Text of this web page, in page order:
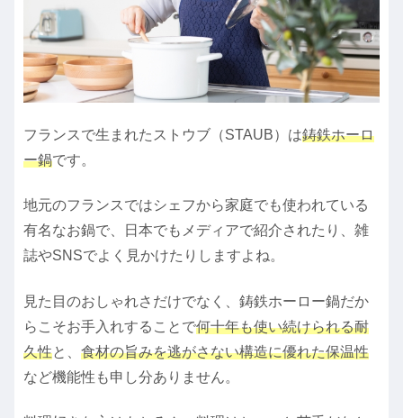
フランスで生まれたストウブ（STAUB）は鋳鉄ホーロ
ー鍋です。
地元のフランスではシェフから家庭でも使われている
有名なお鍋で、日本でもメディアで紹介されたり、雑
誌やSNSでよく見かけたりしますよね。
見た目のおしゃれさだけでなく、鋳鉄ホーロー鍋だか
らこそお手入れすることで何十年も使い続けられる耐
久性と、 食材の旨みを逃がさない構造に優れた保温性
など機能性も申し分ありません。